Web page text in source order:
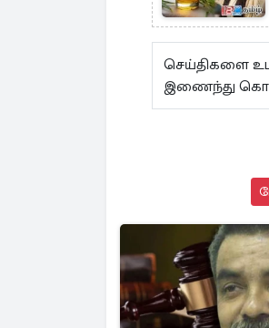
செய்திகளை
இணைந்து